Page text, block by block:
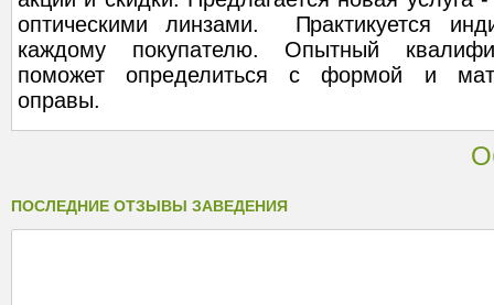
оптическими линзами. Практикуется
каждому покупателю. Опытный
поможет определиться с формой и
оправы.
ПОСЛЕДНИЕ ОТЗЫВЫ ЗАВЕДЕНИЯ